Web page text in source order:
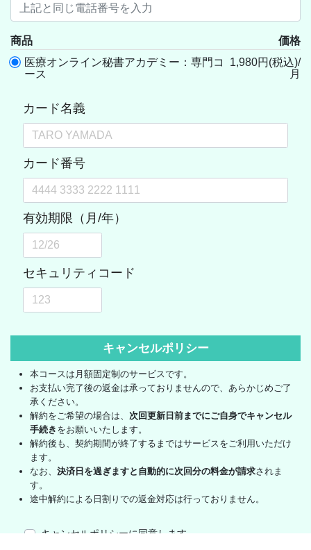
商品
価格
医療オンライン秘書アカデミー：専門コ
ース
1,980円(税込)/
月
キャンセルポリシー
本コースは月額固定制のサービスです。
お支払い完了後の返金は承っておりませんので、あらかじめご了
承ください。
解約をご希望の場合は、 次回更新日前までにご自身でキャンセル
手続き をお願いいたします。
解約後も、契約期間が終了するまではサービスをご利用いただけ
ます。
なお、決済日を過ぎますと自動的に次回分の料金が請求されま
す。
途中解約による日割りでの返金対応は行っておりません。
キャンセルポリシーに同意します